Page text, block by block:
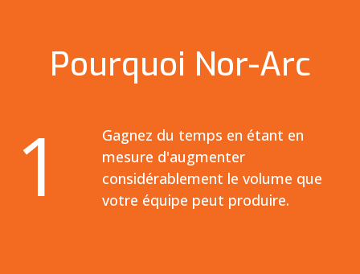
Pourquoi Nor-Arc
1
Gagnez du temps en étant en
mesure d'augmenter
considérablement le volume que
votre équipe peut produire.